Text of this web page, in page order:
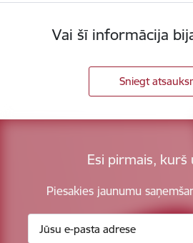
Vai šī informācija
Sniegt
Esi pirmais, kurš
Piesakies jaunumu